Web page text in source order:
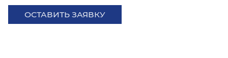
ОСТАВИТЬ ЗАЯВКУ